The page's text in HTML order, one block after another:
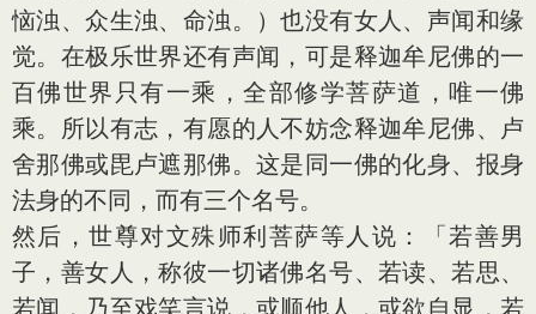
恼浊、众生浊、命浊。）也没有女人、声闻和缘
觉。在极乐世界还有声闻，可是释迦牟尼佛的一
百佛世界只有一乘，全部修学菩萨道，唯一佛
乘。所以有志，有愿的人不妨念释迦牟尼佛、卢
舍那佛或毘卢遮那佛。这是同一佛的化身、报身
法身的不同，而有三个名号。
然后，世尊对文殊师利菩萨等人说：「若善男
子，善女人，称彼一切诸佛名号、若读、若思、
若闻，乃至戏笑言说，或顺他人，或欲自显，若